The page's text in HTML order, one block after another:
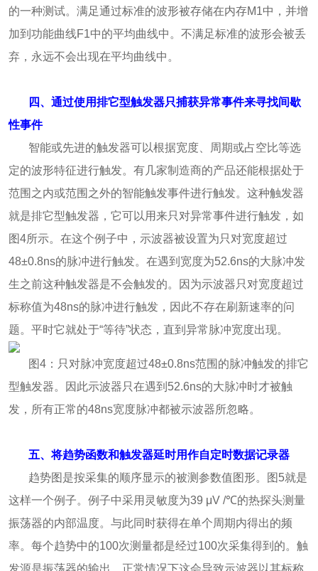
的一种测试。满足通过标准的波形被存储在内存M1中，并增
加到功能曲线F1中的平均曲线中。不满足标准的波形会被丢
弃，永远不会出现在平均曲线中。
四、通过使用排它型触发器只捕获异常事件来寻找间歇
性事件
智能或先进的触发器可以根据宽度、周期或占空比等选
定的波形特征进行触发。有几家制造商的产品还能根据处于
范围之内或范围之外的智能触发事件进行触发。这种触发器
就是排它型触发器，它可以用来只对异常事件进行触发，如
图4所示。在这个例子中，示波器被设置为只对宽度超过
48±0.8ns的脉冲进行触发。在遇到宽度为52.6ns的大脉冲发
生之前这种触发器是不会触发的。因为示波器只对宽度超过
标称值为48ns的脉冲进行触发，因此不存在刷新速率的问
题。平时它就处于“等待”状态，直到异常脉冲宽度出现。
图4：只对脉冲宽度超过48±0.8ns范围的脉冲触发的排它
型触发器。因此示波器只在遇到52.6ns的大脉冲时才被触
发，所有正常的48ns宽度脉冲都被示波器所忽略。
五、将趋势函数和触发器延时用作自定时数据记录器
趋势图是按采集的顺序显示的被测参数值图形。图5就是
这样一个例子。例子中采用灵敏度为39 μV /℃的热探头测量
振荡器的内部温度。与此同时获得在单个周期内得出的频
率。每个趋势中的100次测量都是经过100次采集得到的。触
发源是振荡器的输出。正常情况下这会导致示波器以其标称